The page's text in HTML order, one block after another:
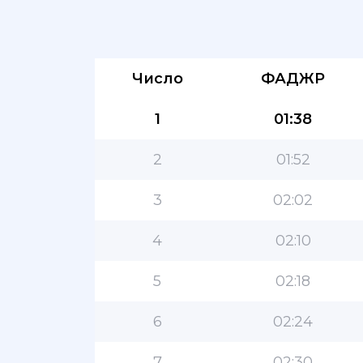
Число ФАДЖР
1 01:38
2 01:52
3 02:02
4 02:10
5 02:18
6 02:24